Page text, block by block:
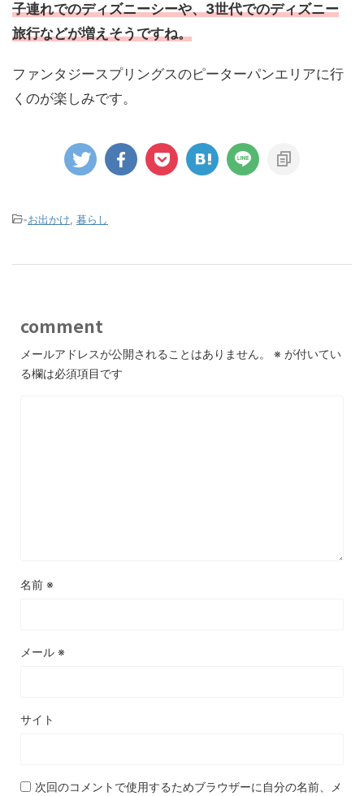
子連れでのディズニーシーや、3世代でのディズニー
旅行などが増えそうですね。
ファンタジースプリングスのピーターパンエリアに行
くのが楽しみです。
-お出かけ 暮らし
comment
メールアドレスが公開されることはありません。 ※ が付いてい
る欄は必須項目です
名前 ※
メール ※
サイト
次回のコメントで使用するためブラウザーに自分の名前、メ